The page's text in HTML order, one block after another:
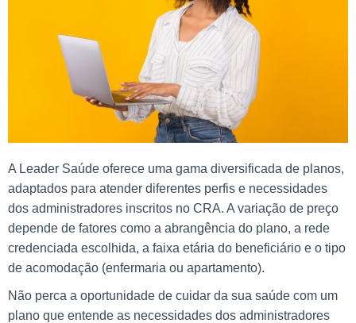
A Leader Saúde oferece uma gama diversificada de planos,
adaptados para atender diferentes perfis e necessidades
dos administradores inscritos no CRA. A variação de preço
depende de fatores como a abrangência do plano, a rede
credenciada escolhida, a faixa etária do beneficiário e o tipo
de acomodação (enfermaria ou apartamento).
Não perca a oportunidade de cuidar da sua saúde com um
plano que entende as necessidades dos administradores